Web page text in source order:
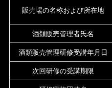
販売場の名称および所在地
酒類販売管理者氏名
酒類販売管理研修受講年月日
次回研修の受講期限